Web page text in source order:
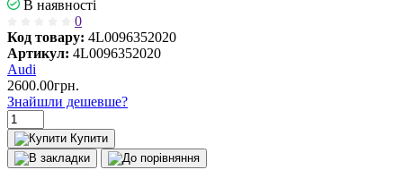
В наявності
0
Код товару: 4L0096352020
Артикул: 4L0096352020
Audi
2600.00грн.
Знайшли дешевше?
Купити